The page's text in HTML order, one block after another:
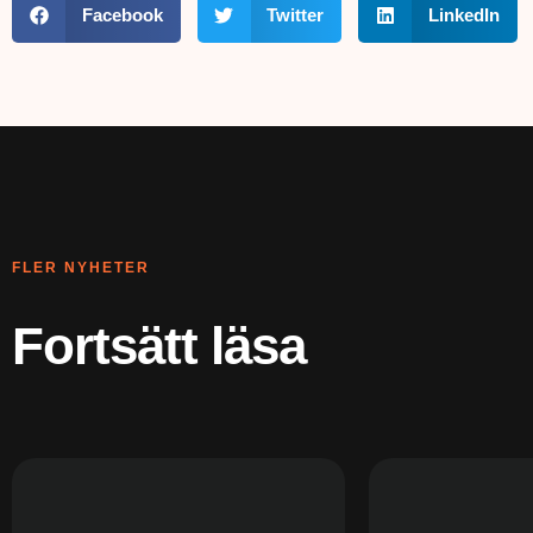
Facebook Twitter LinkedIn
FLER NYHETER
Fortsätt läsa